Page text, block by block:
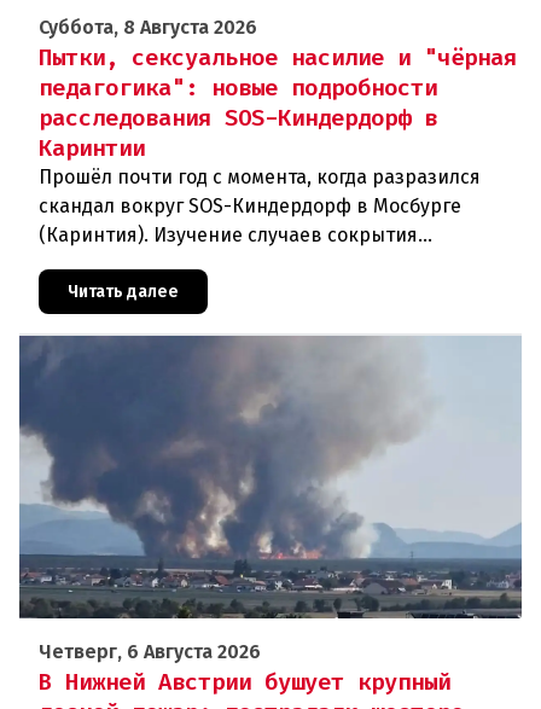
Суббота, 8 Августа 2026
Пытки, сексуальное насилие и "чёрная
педагогика": новые подробности
расследования SOS-Киндердорф в
Каринтии
Прошёл почти год с момента, когда разразился
скандал вокруг SOS-Киндердорф в Мосбурге
(Каринтия). Изучение случаев сокрытия
масштабное расследование, которое продо
Читать далее
Четверг, 6 Августа 2026
В Нижней Австрии бушует крупный